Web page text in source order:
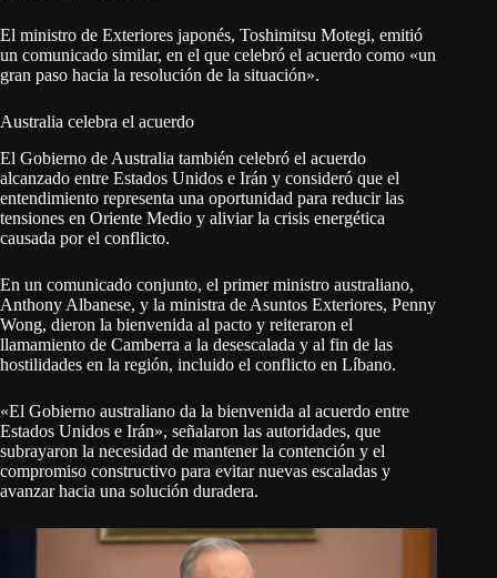
El ministro de Exteriores japonés, Toshimitsu Motegi, emitió
un comunicado similar, en el que celebró el acuerdo como «un
gran paso hacia la resolución de la situación».
Australia celebra el acuerdo
El Gobierno de Australia también celebró el acuerdo
alcanzado entre Estados Unidos e Irán y consideró que el
entendimiento representa una oportunidad para reducir las
tensiones en Oriente Medio y aliviar la crisis energética
causada por el conflicto.
En un comunicado conjunto, el primer ministro australiano,
Anthony Albanese, y la ministra de Asuntos Exteriores, Penny
Wong, dieron la bienvenida al pacto y reiteraron el
llamamiento de Camberra a la desescalada y al fin de las
hostilidades en la región, incluido el conflicto en Líbano.
«El Gobierno australiano da la bienvenida al acuerdo entre
Estados Unidos e Irán», señalaron las autoridades, que
subrayaron la necesidad de mantener la contención y el
compromiso constructivo para evitar nuevas escaladas y
avanzar hacia una solución duradera.